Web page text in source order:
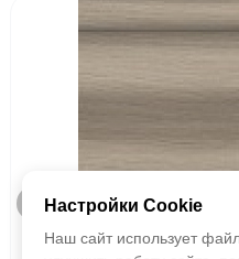
Быстрый просмотр
Kerama Marazzi
Настройки Cookie
Наш сайт использует